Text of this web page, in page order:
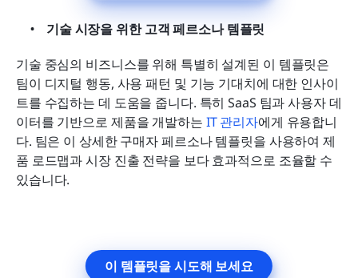
기술 시장을 위한 고객 페르소나 템플릿
기술 중심의 비즈니스를 위해 특별히 설계된 이 템플릿은
팀이 디지털 행동, 사용 패턴 및 기능 기대치에 대한 인사이
트를 수집하는 데 도움을 줍니다. 특히 SaaS 팀과 사용자 데
이터를 기반으로 제품을 개발하는 IT 관리자에게 유용합니
다. 팀은 이 상세한 구매자 페르소나 템플릿을 사용하여 제
품 로드맵과 시장 진출 전략을 보다 효과적으로 조율할 수
있습니다.
이 템플릿을 시도해 보세요